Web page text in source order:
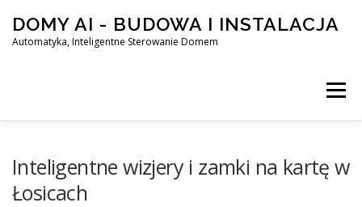
content
DOMY AI - BUDOWA I INSTALACJA
Automatyka, Inteligentne Sterowanie Domem
Menu
Inteligentne wizjery i zamki na kartę w
Łosicach